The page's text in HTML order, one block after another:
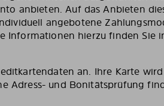
anbieten. Auf das Anbieten
angebotene
Informationen hierzu finden Sie
an. Ihre Karte
Adress- und Bonitätsprüfung